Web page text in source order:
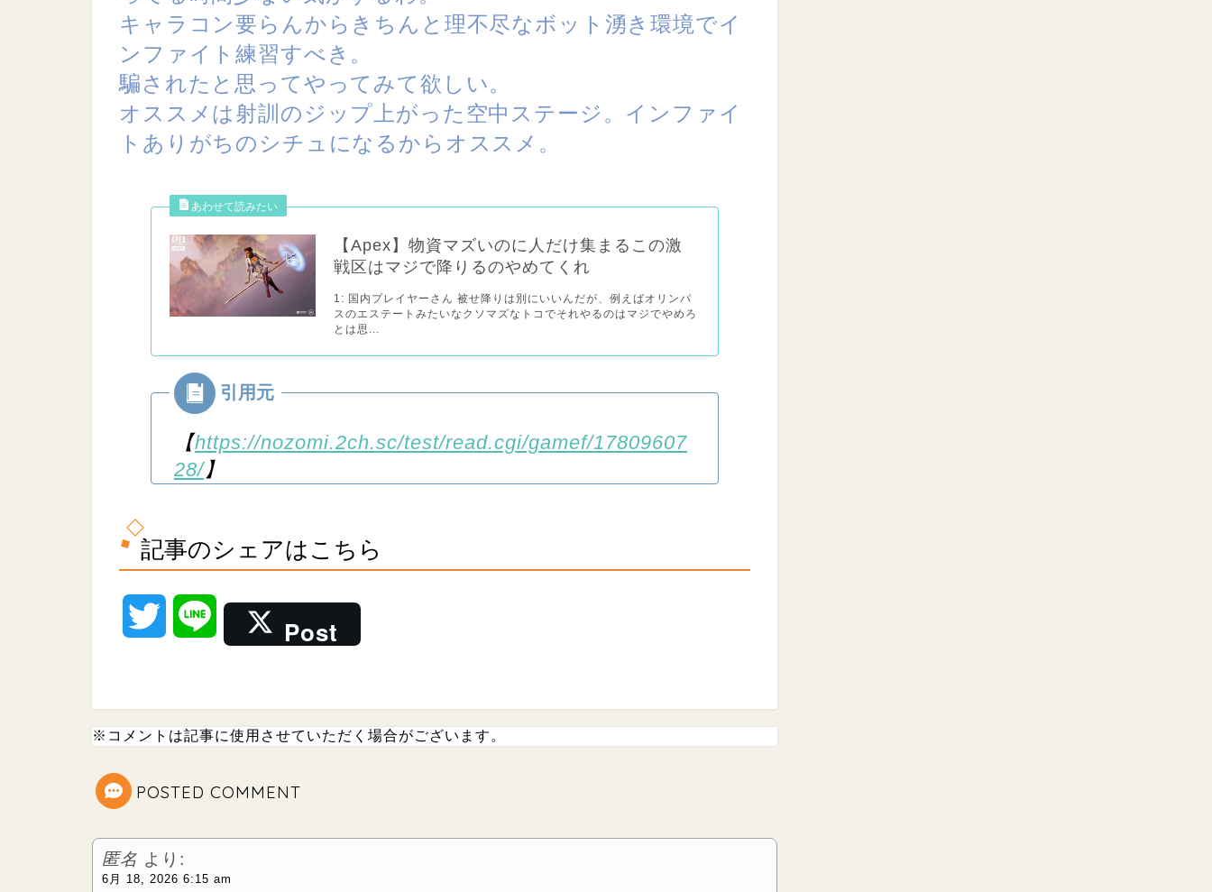
キャラコン要らんからきちんと理不尽なボット湧き環境でイ
ンファイト練習すべき。
騙されたと思ってやってみて欲しい。
オススメは射訓のジップ上がった空中ステージ。インファイ
トありがちのシチュになるからオススメ。
【Apex】物資マズいのに人だけ集まるこの激
戦区はマジで降りるのやめてくれ
1: 国内プレイヤーさん 被せ降りは別にいいんだが、例えばオリンパ
スのエステートみたいなクソマズなトコでそれやるのはマジでやめろ
とは思...
【https://nozomi.2ch.sc/test/read.cgi/gamef/17809607
28/】
記事のシェアはこちら
t
t
r
e
Post
※コメントは記事に使用させていただく場合がございます。
POSTED COMMENT
匿名 より:
6月 18, 2026 6:15 am